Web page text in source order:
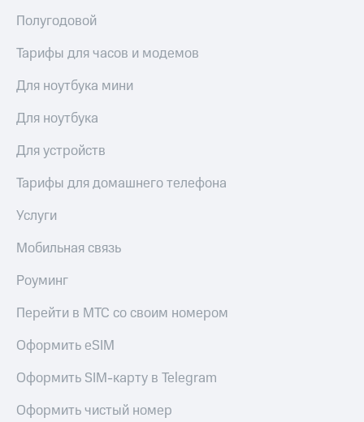
Полугодовой
Тарифы для часов и модемов
Для ноутбука мини
Для ноутбука
Для устройств
Тарифы для домашнего телефона
Услуги
Мобильная связь
Роуминг
Перейти в МТС со своим номером
Оформить eSIM
Оформить SIM-карту в Telegram
Оформить чистый номер